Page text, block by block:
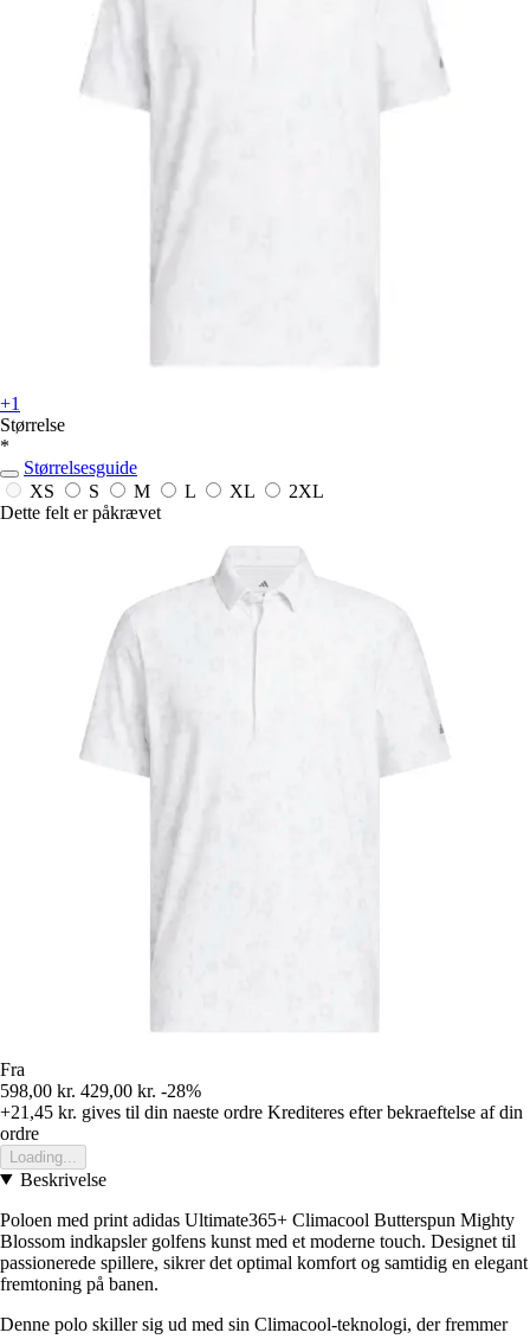
+1
Størrelse
*
Størrelsesguide
XS
S M L XL
2XL
Dette felt er påkrævet
Fra
598,00 kr. 429,00 kr. -28%
+21,45 kr. gives til din naeste ordre Krediteres efter bekraeftelse af din
ordre
Loading...
Beskrivelse
Poloen med print adidas Ultimate365+ Climacool Butterspun Mighty
Blossom indkapsler golfens kunst med et moderne touch. Designet til
passionerede spillere, sikrer det optimal komfort og samtidig en elegant
fremtoning på banen.
Denne polo skiller sig ud med sin Climacool-teknologi, der fremmer